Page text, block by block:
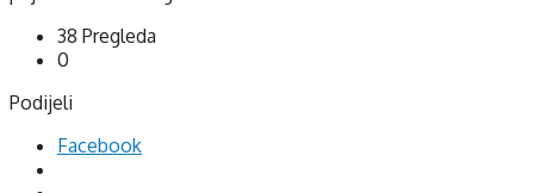
38 Pregleda
0
Podijeli
Facebook